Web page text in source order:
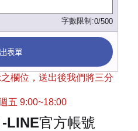
字數限制:0/500
表單
欄位，送出後我們將三分
五 9:00~18:00
LINE官方帳號